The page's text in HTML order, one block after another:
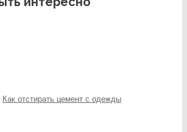
Как отстирать цемент с одежды